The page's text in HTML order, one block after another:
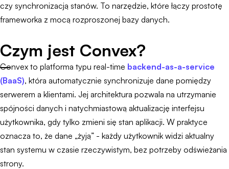
czy synchronizacją stanów. To narzędzie, które łączy prostotę
frameworka z mocą rozproszonej bazy danych.
Czym jest Convex?
Convex to platforma typu real-time backend-as-a-service
(BaaS), która automatycznie synchronizuje dane pomiędzy
serwerem a klientami. Jej architektura pozwala na utrzymanie
spójności danych i natychmiastową aktualizację interfejsu
użytkownika, gdy tylko zmieni się stan aplikacji. W praktyce
oznacza to, że dane „żyją” - każdy użytkownik widzi aktualny
stan systemu w czasie rzeczywistym, bez potrzeby odświeżania
strony.